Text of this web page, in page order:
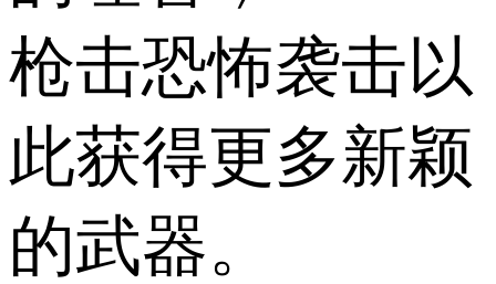
枪击恐怖袭击以
此获得更多新颖
的武器。